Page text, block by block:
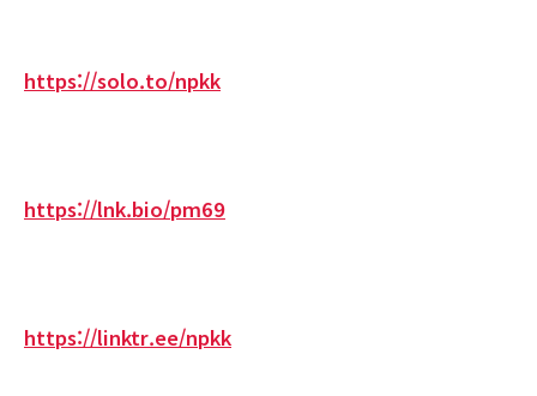
https://solo.to/npkk
https://lnk.bio/pm69
https://linktr.ee/npkk